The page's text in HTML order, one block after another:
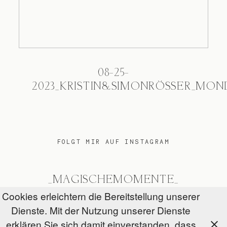
08-25-
FOLGT MIR AUF INSTAGRAM
_MAGISCHEMOMENTE_
@Magische Momente 2026
Cookies erleichtern die Bereitstellung unserer
Dienste. Mit der Nutzung unserer Dienste
erklären Sie sich damit einverstanden, dass